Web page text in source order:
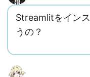
Streamlitをイン
うの？